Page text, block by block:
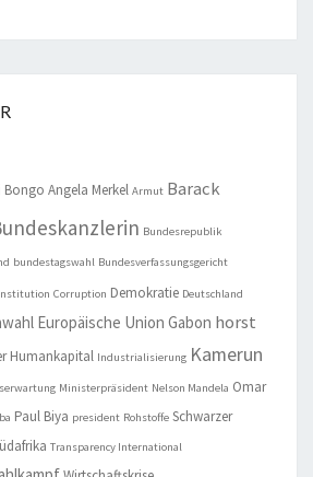
Bongo Angela Merkel Armut Barack
Bundesrepublik
bundestagswahl Bundesverfassungsgericht
Corruption Demokratie Deutschland
Europäische Union Gabon horst
Humankapital Industrialisierung Kamerun
Ministerpräsident Nelson Mandela Omar
Paul Biya president Rohstoffe Schwarzer
Transparency International